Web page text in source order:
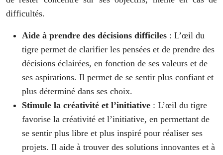
difficultés.
Aide à prendre des décisions difficiles : L’œil du
tigre permet de clarifier les pensées et de prendre des
décisions éclairées, en fonction de ses valeurs et de
ses aspirations. Il permet de se sentir plus confiant et
plus déterminé dans ses choix.
Stimule la créativité et l’initiative : L’œil du tigre
favorise la créativité et l’initiative, en permettant de
se sentir plus libre et plus inspiré pour réaliser ses
projets. Il aide à trouver des solutions innovantes et à